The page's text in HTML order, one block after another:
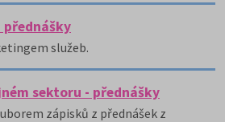
přednášky
služeb.
sektoru - přednášky
zápisků z přednášek z